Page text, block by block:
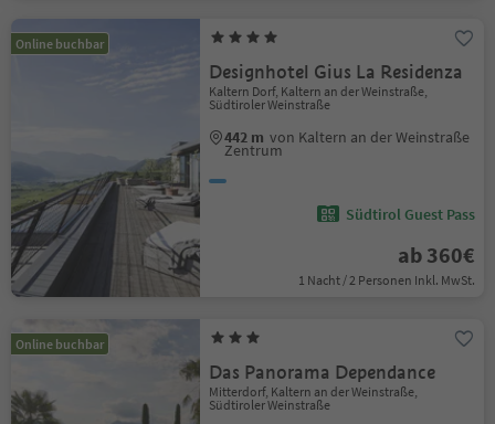
Online buchbar
Designhotel Gius La Residenza
Kaltern Dorf, Kaltern an der Weinstraße,
Südtiroler Weinstraße
442 m von Kaltern an der Weinstraße
Zentrum
Südtirol Guest Pass
ab 360€
1 Nacht / 2 Personen Inkl. MwSt.
Online buchbar
Das Panorama Dependance
Mitterdorf, Kaltern an der Weinstraße,
Südtiroler Weinstraße